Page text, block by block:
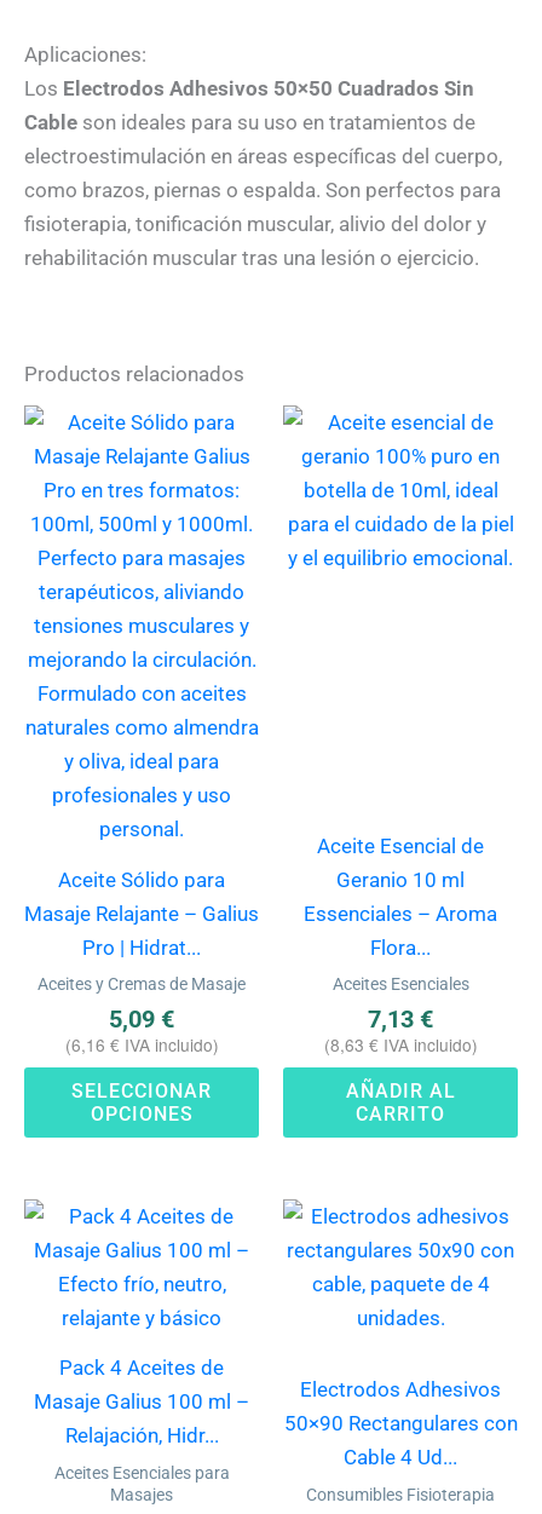
Aplicaciones:
Los Electrodos Adhesivos 50×50 Cuadrados Sin
Cable son ideales para su uso en tratamientos de
electroestimulación en áreas específicas del cuerpo,
como brazos, piernas o espalda. Son perfectos para
fisioterapia, tonificación muscular, alivio del dolor y
rehabilitación muscular tras una lesión o ejercicio.
Productos relacionados
Aceite Sólido para
Masaje Relajante – Galius
Pro | Hidrat...
Aceites y Cremas de Masaje
5,09 €
(6,16 € IVA incluido)
SELECCIONAR
OPCIONES
Este
producto
múltiples
variantes.
Aceite Esencial de
Geranio 10 ml
Essenciales – Aroma
Flora...
Aceites Esenciales
7,13 €
(8,63 € IVA incluido)
AÑADIR AL
CARRITO
Pack 4 Aceites de
Masaje Galius 100 ml –
Relajación, Hidr...
Aceites Esenciales para
Masajes
Electrodos Adhesivos
50×90 Rectangulares con
Cable 4 Ud...
Consumibles Fisioterapia